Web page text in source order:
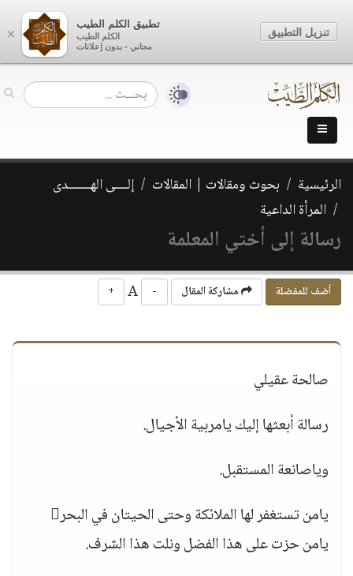
الرئيسية بحوث ومقالات | المقالات
إلــــى الهـــــــدى
المرأة الداعية
رسالة إلى أختي المعلمة
أضف للمفضلة مشاركة المقال -
+
صالحة عقيلي
رسالة أبعثها إليك يامربية الأجيال.
وياصانعة المستقبل.
يامن تستغفر لها الملائكة وحتى الحيتان في البحر
يامن حزت على هذا الفضل ونلت هذا الشرف.
×
تطبيق الكلم الطيب
الكلم الطيب
مجاني - بدون إعلانات
تنزيل التطبيق